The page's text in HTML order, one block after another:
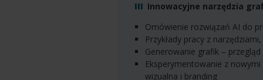
Innowacyjne narzędzia
Omówienie rozwiązań AI do
Przykłady pracy z
Generowanie grafik –
Eksperymentowanie z nowymi trendami w projektowaniu wizualnym, w tym personalizacja
wizualna i branding